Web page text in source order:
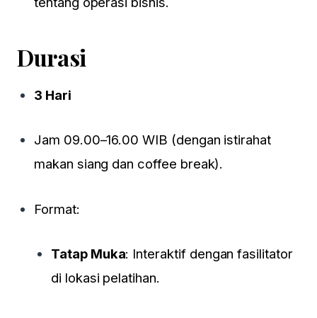
Durasi
3 Hari
Jam 09.00–16.00 WIB (dengan istirahat
makan siang dan coffee break).
Format:
Tatap Muka: Interaktif dengan fasilitator
di lokasi pelatihan.